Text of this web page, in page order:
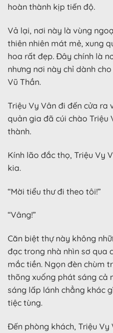
hoàn thành kịp tiến độ.
Vả lại, nơi này là vùng
thiên nhiên mát mẻ, xung
hoa rất đẹp. Đây chính là
nhưng nơi này chỉ dành
Vũ Thần.
Triệu Vy Vân đi đến cửa ra
quản gia đã cúi chào Triệu
thành.
Kính lão đắc thọ, Triệu Vy
kia.
“Mời tiểu thư đi theo tôi!”
“Vâng!”
Căn biệt thự này không
đạc trong nhà nhìn sơ qua
mắc tiền. Ngọn đèn chùm
thõng xuống phát sáng cả
sáng lấp lánh chẳng khác
tiệc tùng.
Đến phòng khách, Triệu